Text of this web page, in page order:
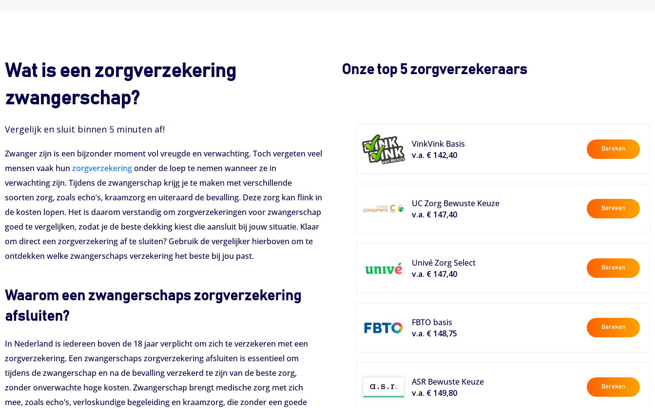
Wat is een zorgverzekering
zwangerschap?
Vergelijk en sluit binnen 5 minuten af!
Zwanger zijn is een bijzonder moment vol vreugde en verwachting. Toch vergeten veel
mensen vaak hun zorgverzekeringonder de loep te nemen wanneer ze in
verwachting zijn. Tijdens de zwangerschap krijg je te maken met verschillende
soorten zorg, zoals echo’s, kraamzorg en uiteraard de bevalling. Deze zorg kan flink in
de kosten lopen. Het is daarom verstandig om zorgverzekeringen voor zwangerschap
goed te vergelijken, zodat je de beste dekking kiest die aansluit bij jouw situatie. Klaar
om direct een zorgverzekering af te sluiten? Gebruik de vergelijker hierboven om te
ontdekken welke zwangerschaps verzekering het beste bij jou past.
Waarom een zwangerschaps zorgverzekering
afsluiten?
In Nederland is iedereen boven de 18 jaar verplicht om zich te verzekeren met een
zorgverzekering. Een zwangerschaps zorgverzekering afsluiten is essentieel om
tijdens de zwangerschap en na de bevalling verzekerd te zijn van de beste zorg,
zonder onverwachte hoge kosten. Zwangerschap brengt medische zorg met zich
mee, zoals echo’s, verloskundige begeleiding en kraamzorg, die zonder een goede
Onze top 5 zorgverzekeraars
VinkVink Basis
v.a. € 142,40
Bereken
UC Zorg Bewuste Keuze
v.a. € 147,40
Bereken
Univé Zorg Select
v.a. € 147,40
Bereken
FBTO basis
v.a. € 148,75
Bereken
ASR Bewuste Keuze
v.a. € 149,80
Bereken